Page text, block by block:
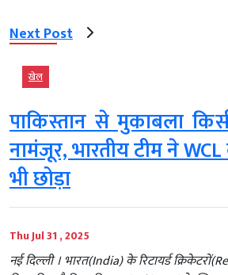
Next Post
खेल
पाकिस्तान से मुकाबला
नामंजूर, भारतीय टीम ने
भी छोड़ा
Thu Jul 31 , 2025
नई दिल्‍ली । भारत(India) के रिटायर्ड